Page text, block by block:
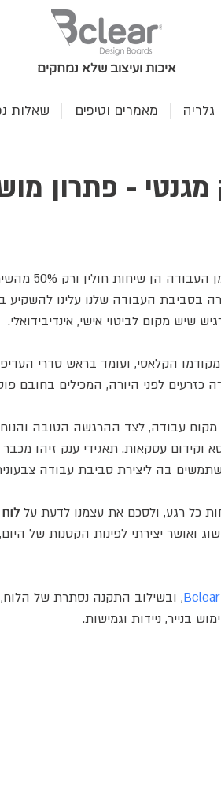
איכות ועיצוב שלא נמחקים
גלריה מאמרים וטיפים שאלות
מגנטי - פתרון
מחקרים מראים
בסביבת העבודה שלנו עלינו להשקיע
שיש מקום לביטוי אישי, אינדיבידואלי.
הקלאסי, ועומד בראש סדרי
כזרעים לפני היורה, המכילים בחובם
מקום עבודה, לצד ההרגשה הטובה
עסקאות. תאגידי ענק זיהו
בה ליצירת סביבת עבודה
כל רגע, ולסכם את עצמנו לדעת על
ואושר יצירתי לפינות הקטנות של
, ובשילוב התקנה נסתרת של הלוח,
בנייר, ניידות וגמישות.